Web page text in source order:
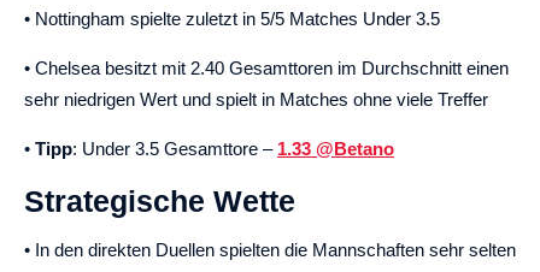
• Nottingham spielte zuletzt in 5/5 Matches Under 3.5
• Chelsea besitzt mit 2.40 Gesamttoren im Durchschnitt einen
sehr niedrigen Wert und spielt in Matches ohne viele Treffer
• Tipp: Under 3.5 Gesamttore – 1.33 @Betano
Strategische Wette
• In den direkten Duellen spielten die Mannschaften sehr selten